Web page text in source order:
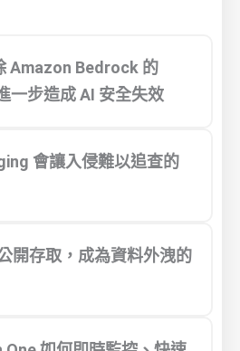
Amazon Bedrock 的
一步造成 AI 安全失效
會讓入侵難以追查的
開存取，成為資料外洩的